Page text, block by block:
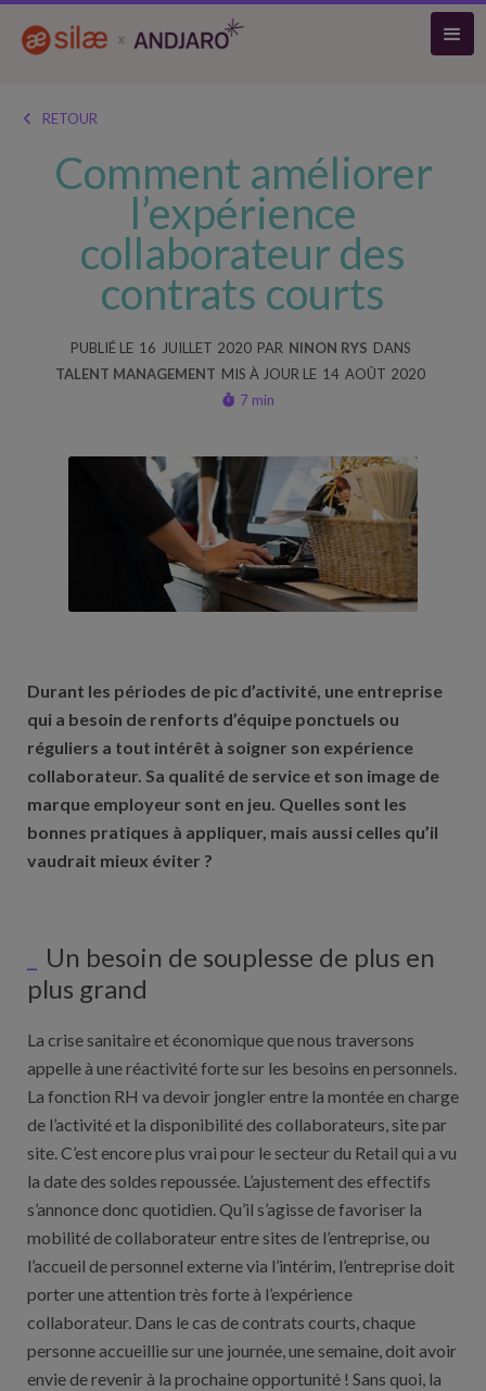
 RETOUR
Comment améliorer
l’expérience
collaborateur des
contrats courts
PUBLIÉ LE 16 JUILLET 2020 PAR NINON RYS DANS
TALENT MANAGEMENT MIS À JOUR LE 14 AOÛT 2020
 7 min
Durant les périodes de pic d’activité, une entreprise
qui a besoin de renforts d’équipe ponctuels ou
réguliers a tout intérêt à soigner son expérience
collaborateur. Sa qualité de service et son image de
marque employeur sont en jeu. Quelles sont les
bonnes pratiques à appliquer, mais aussi celles qu’il
vaudrait mieux éviter ?
Un besoin de souplesse de plus en
plus grand
La crise sanitaire et économique que nous traversons
appelle à une réactivité forte sur les besoins en personnels.
La fonction RH va devoir jongler entre la montée en charge
de l’activité et la disponibilité des collaborateurs, site par
site. C’est encore plus vrai pour le secteur du Retail qui a vu
la date des soldes repoussée. L’ajustement des effectifs
s’annonce donc quotidien. Qu’il s’agisse de favoriser la
mobilité de collaborateur entre sites de l’entreprise, ou
l’accueil de personnel externe via l’intérim, l’entreprise doit
porter une attention très forte à l’expérience
collaborateur. Dans le cas de contrats courts, chaque
personne accueillie sur une journée, une semaine, doit avoir
envie de revenir à la prochaine opportunité ! Sans quoi, la